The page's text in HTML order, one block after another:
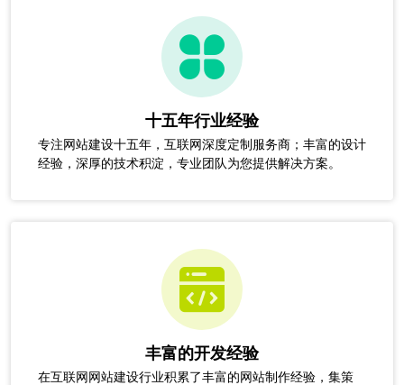
十五年行业经验
专注网站建设十五年，互联网深度定制服务商；丰富的设计
经验，深厚的技术积淀，专业团队为您提供解决方案。
丰富的开发经验
在互联网网站建设行业积累了丰富的网站制作经验，集策